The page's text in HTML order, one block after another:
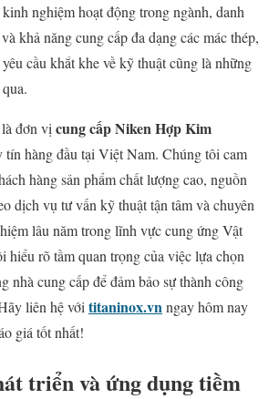
nghiệm hoạt động trong ngành, danh
khả năng cung cấp đa dạng các mác thép,
cầu khắt khe về kỹ thuật cũng là những
đơn vị cung cấp Niken Hợp Kim
tín hàng đầu tại Việt Nam. Chúng tôi cam
hàng sản phẩm chất lượng cao, nguồn
dịch vụ tư vấn kỹ thuật tận tâm và chuyên
lâu năm trong lĩnh vực cung ứng Vật
hiểu rõ tầm quan trọng của việc lựa chọn
nhà cung cấp để đảm bảo sự thành công
liên hệ với titaninox.vnngay hôm nay
giá tốt nhất!
triển và ứng dụng tiềm